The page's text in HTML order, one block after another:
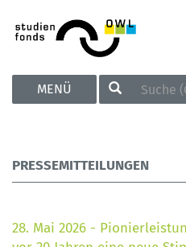
TOGGLE
NAVIGATION
MENÜ
PRESSEMITTEILUNGEN
28. Mai 2026 -